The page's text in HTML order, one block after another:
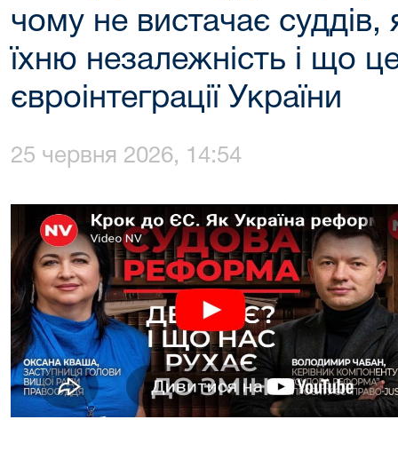
чому не вистачає суддів,
їхню незалежність і що
євроінтеграції України
25 червня 2026, 14:54